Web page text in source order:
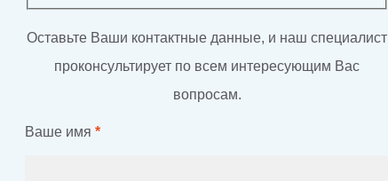
Оставьте Ваши контактные данные, и наш специалист
проконсультирует по всем интересующим Вас
вопросам.
Ваше имя *